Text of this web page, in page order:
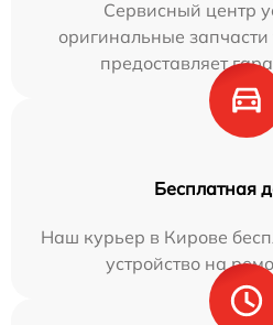
Сервисный центр
оригинальные
предоставляет
Бесплатная
Наш курьер в Кирове
устройство на